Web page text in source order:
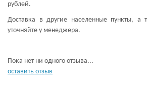
рублей.
Доставка в другие населенные пункты,
уточняйте у менеджера.
Пока нет ни одного отзыва...
оставить отзыв